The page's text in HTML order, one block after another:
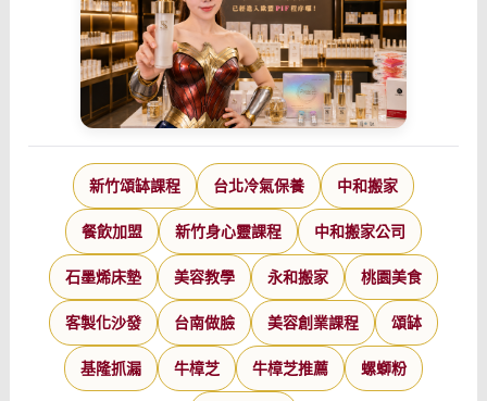
新竹頌缽課程 台北冷氣保養 中和搬家
餐飲加盟 新竹身心靈課程 中和搬家公司
石墨烯床墊 美容教學 永和搬家 桃園美食
客製化沙發 台南做臉 美容創業課程 頌缽
基隆抓漏 牛樟芝 牛樟芝推薦 螺螄粉